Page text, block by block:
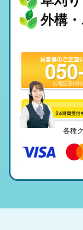
外構
お電話受付
各種